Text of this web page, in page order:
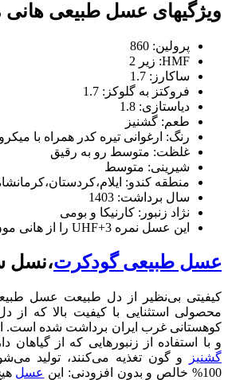
ویژگیهای عسل طبیعی
پرولین: 860
HMF: زیر 2
ساکارز: 1.7
فروکتز به گلوکز: 1.7
دیاستازی: 1.8
طعم: گشنیز
رنگ: ارغوانی تیره کدر همراه با
غلظت: متوسط رو به رقیق
شیرینی: متوسط
منطقه کندو:
سال برداشت: 1403
نژاد زنبور: کارنیکا و بومی
این عسل نمره UHF+3 را از هانی مون دریافت کرده است.
عسل طبیعی گودکرت،نسل
کیفیتی بی‌نظیر از دل طبیعت عسل
محصولی استثنایی با کیفیت بالا که از
کوهستانی غرب ایران برداشت شده است.
و با استفاده از زنبورهایی که از
گشنیز
و گون تغذیه می‌کنند، تولید
100% خالص و بدون افزودنی: این
عسل